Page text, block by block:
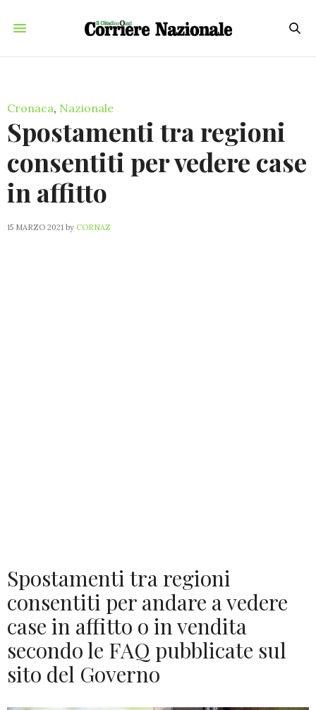
Cronaca, Nazionale
Spostamenti tra regioni
consentiti per vedere case
in affitto
15 MARZO 2021 by CORNAZ
Spostamenti tra regioni
consentiti per andare a vedere
case in affitto o in vendita
secondo le FAQ pubblicate sul
sito del Governo